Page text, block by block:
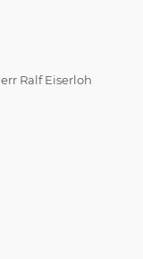
Ralf Eiserloh